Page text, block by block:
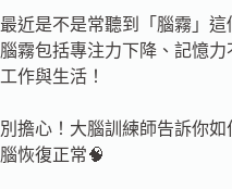
最近是不是常聽到「腦霧」這
腦霧包括專注力下降、記憶
工作與生活！
別擔心！大腦訓練師告訴你
腦恢復正常🧠